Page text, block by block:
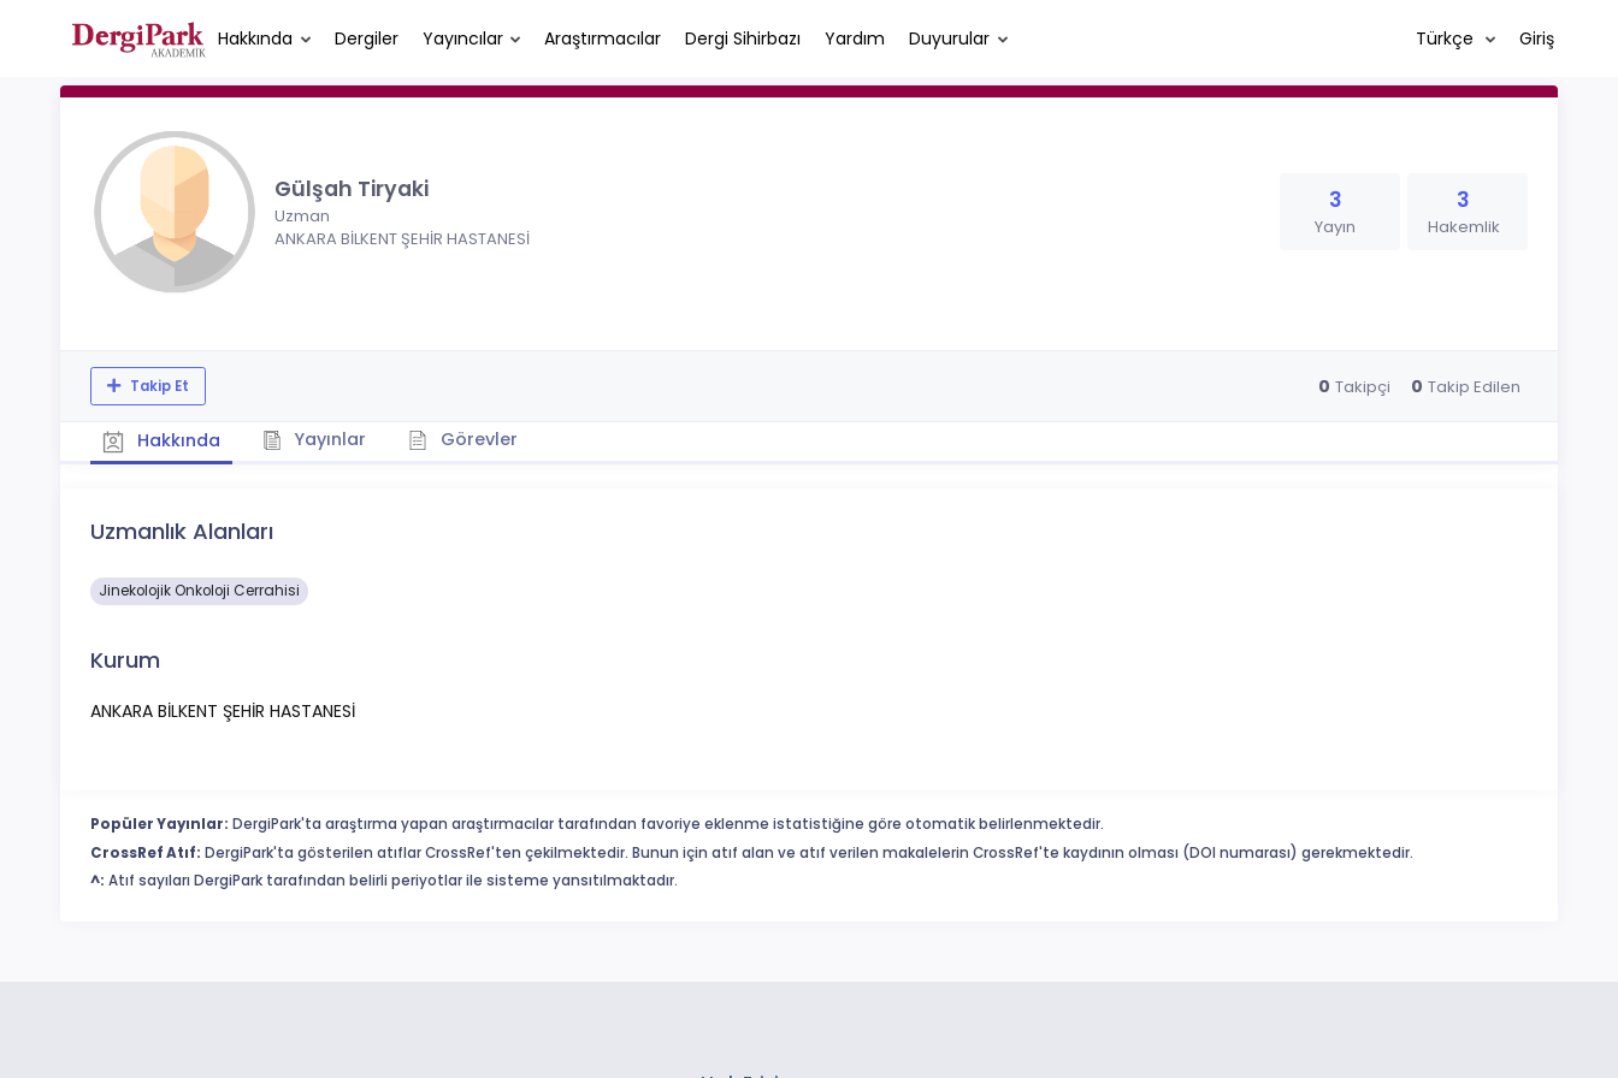
Hakkında Dergiler Yayıncılar Araştırmacılar Dergi Sihirbazı Yardım Duyurular Türkçe Giriş
Gülşah Tiryaki
Uzman
ANKARA BİLKENT ŞEHİR HASTANESİ
3
Yayın
3
Hakemlik
Takip Et 0 Takipçi 0 Takip Edilen
Hakkında Yayınlar Görevler
Uzmanlık Alanları
Jinekolojik Onkoloji Cerrahisi
Kurum
ANKARA BİLKENT ŞEHİR HASTANESİ
Popüler Yayınlar: DergiPark'ta araştırma yapan araştırmacılar tarafından favoriye eklenme istatistiğine göre otomatik belirlenmektedir.
CrossRef Atıf: DergiPark'ta gösterilen atıflar CrossRef'ten çekilmektedir. Bunun için atıf alan ve atıf verilen makalelerin CrossRef'te kaydının olması (DOI numarası) gerekmektedir.
^: Atıf sayıları DergiPark tarafından belirli periyotlar ile sisteme yansıtılmaktadır.